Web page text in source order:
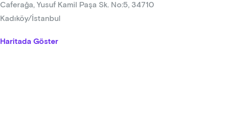
Caferağa, Yusuf Kamil Paşa Sk. No:5, 34710
Kadıköy/İstanbul
Haritada Göster